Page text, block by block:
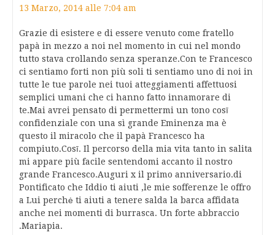
13 Marzo, 2014 alle 7:04 am
Grazie di esistere e di essere venuto come fratello
papà in mezzo a noi nel momento in cui nel mondo
tutto stava crollando senza speranze.Con te Francesco
ci sentiamo forti non più soli ti sentiamo uno di noi in
tutte le tue parole nei tuoi atteggiamenti affettuosi
semplici umani che ci hanno fatto innamorare di
te.Mai avrei pensato di permettermi un tono cosī
confidenziale con una sì grande Eminenza ma è
questo il miracolo che il papà Francesco ha
compiuto.Cosī. Il percorso della mia vita tanto in salita
mi appare più facile sentendomi accanto il nostro
grande Francesco.Auguri x il primo anniversario.di
Pontificato che Iddio ti aiuti ,le mie sofferenze le offro
a Lui perchė ti aiuti a tenere salda la barca affidata
anche nei momenti di burrasca. Un forte abbraccio
.Mariapia.